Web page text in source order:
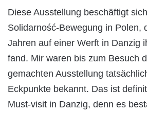
Diese Ausstellung beschäftigt
Solidarność-Bewegung in Polen,
Jahren auf einer Werft in Danzig
fand. Mir waren bis zum Besuch
gemachten Ausstellung
Eckpunkte bekannt. Das ist
Must-visit in Danzig, denn es